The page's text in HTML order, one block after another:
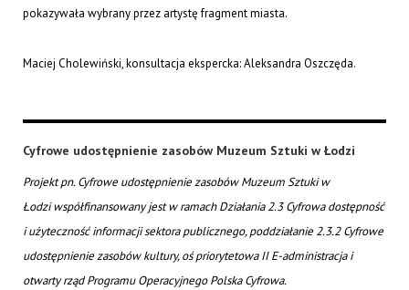
pokazywała wybrany przez artystę fragment miasta.
Maciej Cholewiński, konsultacja ekspercka: Aleksandra Oszczęda.
Cyfrowe udostępnienie zasobów Muzeum Sztuki w Łodzi
Projekt pn. Cyfrowe udostępnienie zasobów Muzeum Sztuki w
Łodzi współfinansowany jest w ramach Działania 2.3 Cyfrowa dostępność
i użyteczność informacji sektora publicznego, poddziałanie 2.3.2 Cyfrowe
udostępnienie zasobów kultury, oś priorytetowa II E-administracja i
otwarty rząd Programu Operacyjnego Polska Cyfrowa.